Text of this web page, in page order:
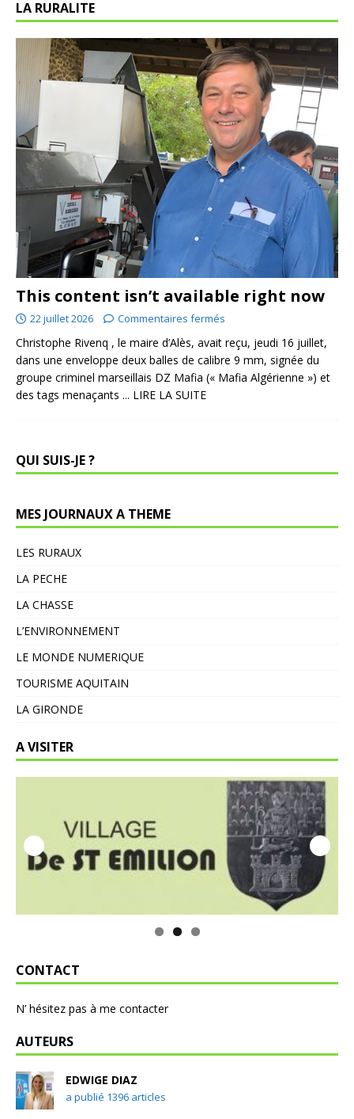
LA RURALITE
This content isn’t available right now
22 juillet 2026 Commentaires fermés
Christophe Rivenq , le maire d’Alès, avait reçu, jeudi 16 juillet,
dans une enveloppe deux balles de calibre 9 mm, signée du
groupe criminel marseillais DZ Mafia (« Mafia Algérienne ») et
des tags menaçants ... LIRE LA SUITE
QUI SUIS-JE ?
MES JOURNAUX A THEME
LES RURAUX
LA PECHE
LA CHASSE
L’ENVIRONNEMENT
LE MONDE NUMERIQUE
TOURISME AQUITAIN
LA GIRONDE
A VISITER
CONTACT
N’ hésitez pas à me contacter
AUTEURS
EDWIGE DIAZ
a publié 1396 articles